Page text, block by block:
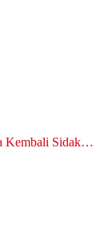
Kembali Sidak…